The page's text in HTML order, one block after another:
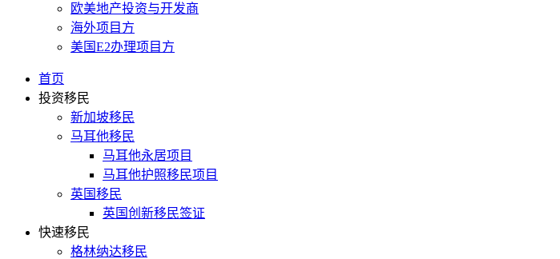
欧美地产投资与开发商
海外项目方
美国E2办理项目方
首页
投资移民
新加坡移民
马耳他移民
马耳他永居项目
马耳他护照移民项目
英国移民
英国创新移民签证
快速移民
格林纳达移民